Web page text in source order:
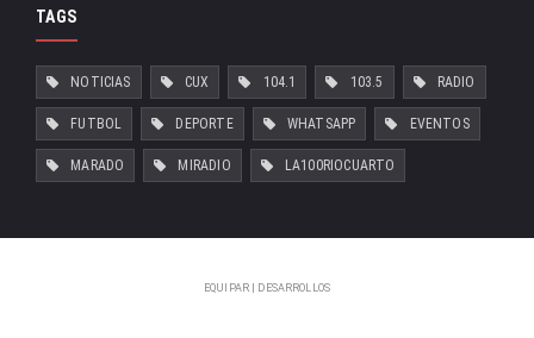
TAGS
NOTICIAS CUX 104.1 103.5 RADIO
FUTBOL DEPORTE WHATSAPP EVENTOS
MARADO MIRADIO LA100RIOCUARTO
EQUIPAR | DESARROLLOS